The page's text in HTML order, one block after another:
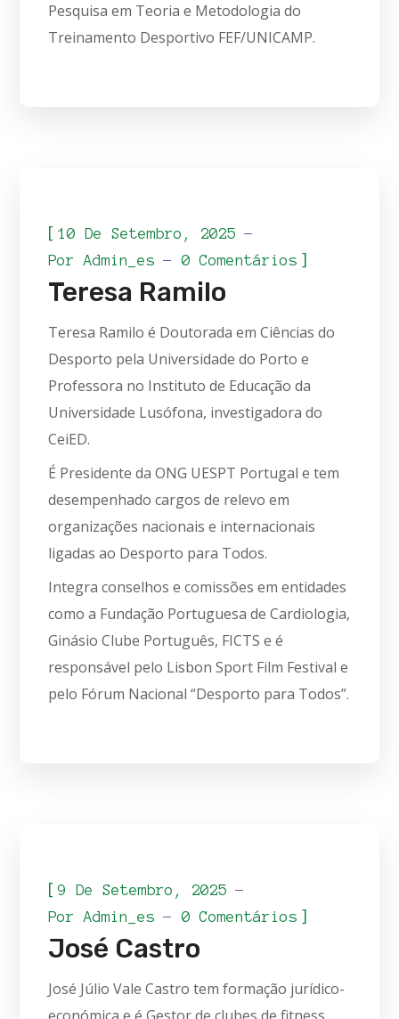
Pesquisa em Teoria e Metodologia do
Treinamento Desportivo FEF/UNICAMP.
[10 De Setembro, 2025
PorAdmin_es 0 Comentários ]
Teresa Ramilo
Teresa Ramilo é Doutorada em Ciências do
Desporto pela Universidade do Porto e
Professora no Instituto de Educação da
Universidade Lusófona, investigadora do
CeiED.
É Presidente da ONG UESPT Portugal e tem
desempenhado cargos de relevo em
organizações nacionais e internacionais
ligadas ao Desporto para Todos.
Integra conselhos e comissões em entidades
como a Fundação Portuguesa de Cardiologia,
Ginásio Clube Português, FICTS e é
responsável pelo Lisbon Sport Film Festival e
pelo Fórum Nacional “Desporto para Todos”.
[9 De Setembro, 2025
PorAdmin_es 0 Comentários ]
José Castro
José Júlio Vale Castro tem formação jurídico-